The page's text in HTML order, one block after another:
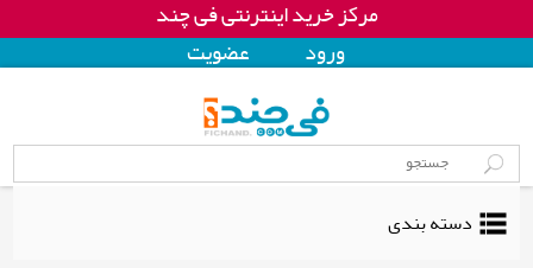
مرکز خرید اینترنتی فی چند
ورود
عضويت
دسته بندی